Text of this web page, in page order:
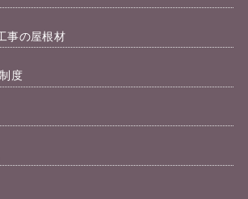
事の屋根材
度